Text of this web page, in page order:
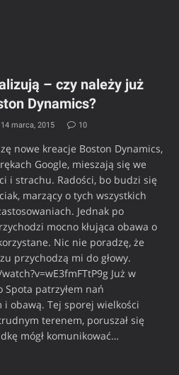
– czy należy już
Dynamics?
14 marca, 2015 10
nowe kreacje Boston Dynamics,
Google, mieszają się we
i strachu. Radości, bo budzi się
marzący o tych wszystkich
Jednak po
mocno kłująca obawa o
Nic nie poradzę, że
przychodzą mi do głowy.
Już w
patrzyłem nań
obawą. Tej sporej wielkości
terenem, poruszał się
mógł komunikować…